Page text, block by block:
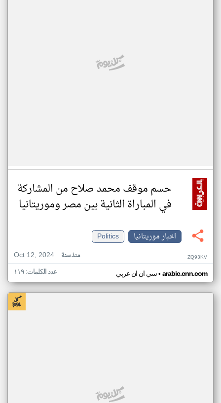
حسم موقف محمد صلاح من المشاركة
في المباراة الثانية بين مصر وموريتانيا
اخبار موريتانيا
Politics
Oct 12, 2024
منذ سنة ZQ93KV
سي ان ان عربي• arabic.cnn.com عدد الكلمات: ١١٩